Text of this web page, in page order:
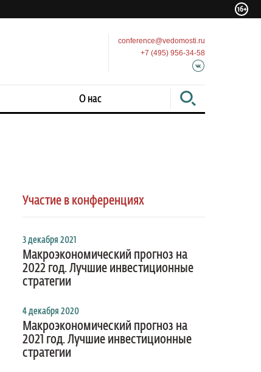
conference@vedomosti.ru
+7 (495) 956-34-58
О нас
Участие в конференциях
3 декабря 2021
Макроэкономический прогноз на
2022 год. Лучшие инвестиционные
стратегии
4 декабря 2020
Макроэкономический прогноз на
2021 год. Лучшие инвестиционные
стратегии